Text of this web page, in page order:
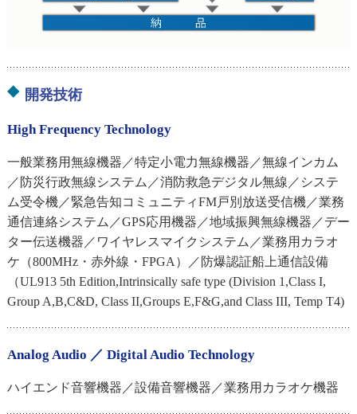
開発技術
High Frequency Technology
一般業務用無線機器／特定小電力無線機器／無線インカム
／防災行政無線システム／消防救急デジタル無線／システ
ム受令機／緊急告知コミュニティFM戸別放送受信機／業務
通信連絡システム／GPS応用機器／地域振興無線機器／デー
ター伝送機器／ワイヤレスマイクシステム／業務用カラオ
ケ（800MHz・赤外線・FPGA）／防爆認証船上通信設備
（UL913 5th Edition,Intrinsically safe type (Division 1,Class I,
Group A,B,C&D, Class II,Groups E,F&G,and Class III, Temp T4)
Analog Audio ／ Digital Audio Technology
ハイエンド音響機器／設備音響機器／業務用カラオケ機器